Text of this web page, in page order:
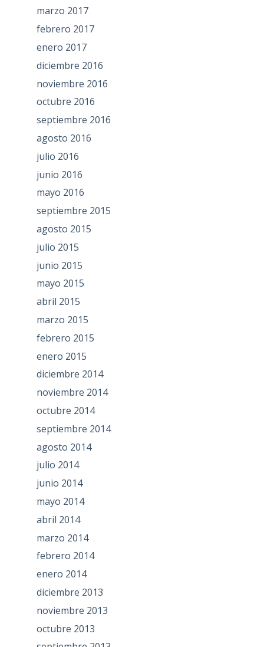
marzo 2017
febrero 2017
enero 2017
diciembre 2016
noviembre 2016
octubre 2016
septiembre 2016
agosto 2016
julio 2016
junio 2016
mayo 2016
septiembre 2015
agosto 2015
julio 2015
junio 2015
mayo 2015
abril 2015
marzo 2015
febrero 2015
enero 2015
diciembre 2014
noviembre 2014
octubre 2014
septiembre 2014
agosto 2014
julio 2014
junio 2014
mayo 2014
abril 2014
marzo 2014
febrero 2014
enero 2014
diciembre 2013
noviembre 2013
octubre 2013